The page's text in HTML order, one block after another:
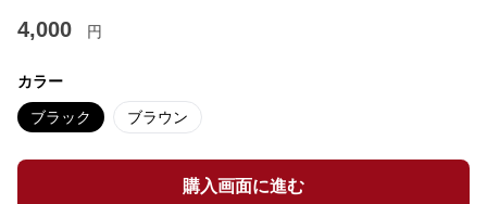
4,000 円
カラー
ブラック ブラウン
購入画面に進む